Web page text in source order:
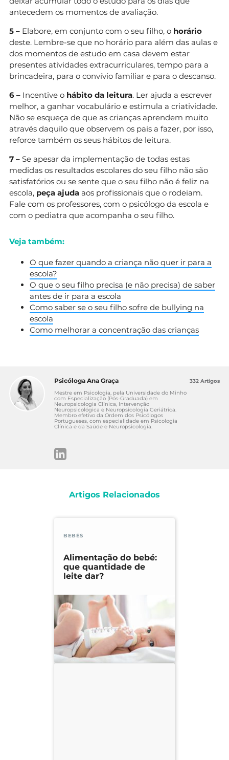
antecedem os momentos de avaliação.
5 – Elabore, em conjunto com o seu filho, o horário
deste. Lembre-se que no horário para além das aulas e
dos momentos de estudo em casa devem estar
presentes atividades extracurriculares, tempo para a
brincadeira, para o convívio familiar e para o descanso.
6 – Incentive o hábito da leitura. Ler ajuda a escrever
melhor, a ganhar vocabulário e estimula a criatividade.
Não se esqueça de que as crianças aprendem muito
através daquilo que observem os pais a fazer, por isso,
reforce também os seus hábitos de leitura.
7 – Se apesar da implementação de todas estas
medidas os resultados escolares do seu filho não são
satisfatórios ou se sente que o seu filho não é feliz na
escola, peça ajuda aos profissionais que o rodeiam.
Fale com os professores, com o psicólogo da escola e
com o pediatra que acompanha o seu filho.
Veja também:
O que fazer quando a criança não quer ir para a
escola?
O que o seu filho precisa (e não precisa) de saber
antes de ir para a escola
Como saber se o seu filho sofre de bullying na
escola
Como melhorar a concentração das crianças
Psicóloga Ana Graça
Mestre em Psicologia, pela Universidade do Minho
com Especialização (Pós-Graduada) em
Neuropsicologia Clínica, Intervenção
Neuropsicológica e Neuropsicologia Geriátrica.
Membro efetivo da Ordem dos Psicólogos
Portugueses, com especialidade em Psicologia
Clínica e da Saúde e Neuropsicologia.
332 Artigos
Artigos Relacionados
BEBÉS
Alimentação do bebé:
que quantidade de
leite dar?